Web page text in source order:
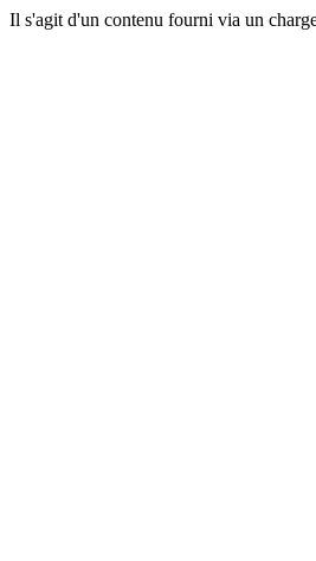
Il s'agit d'un contenu fourni via un